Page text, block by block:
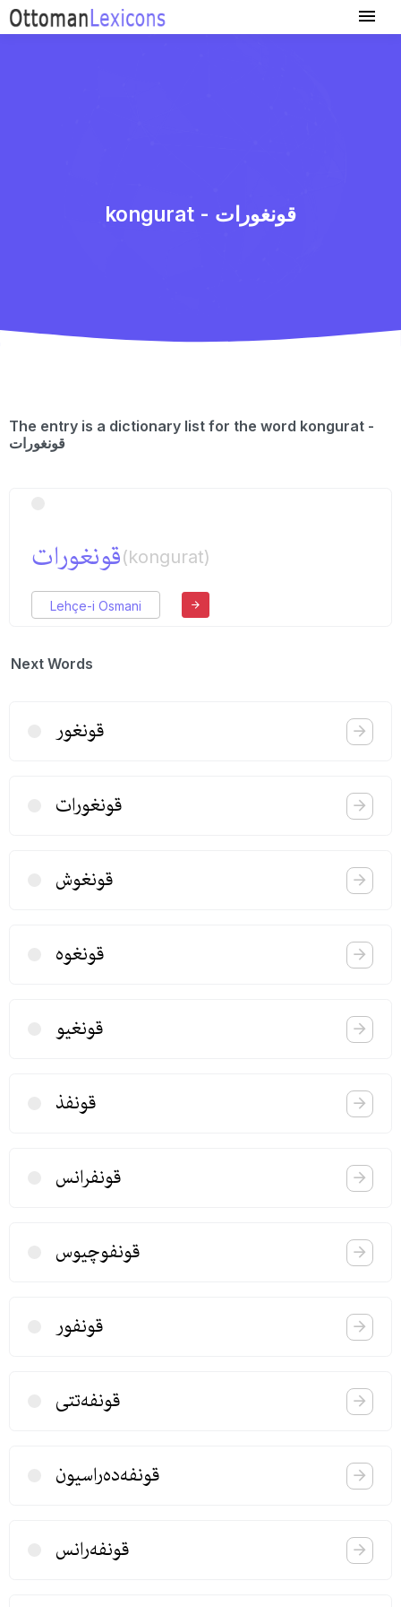
kongurat - قونغورات
The entry is a dictionary list for the word kongurat -
قونغورات
قونغورات(kongurat)
Lehçe-i Osmani
Next Words
قونغور
قونغورات
قونغوش
قونغوه
قونغیو
قونفذ
قونفرانس
قونفوچیوس
قونفور
قونفه‌تتی
قونفه‌ده‌راسیون
قونفه‌رانس